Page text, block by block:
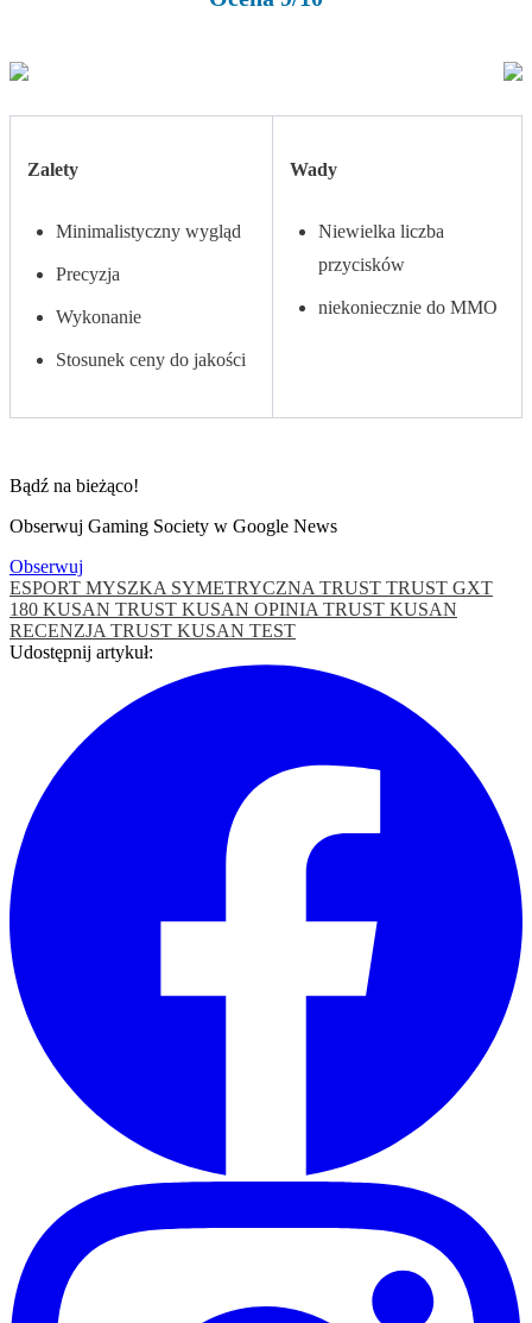
Zalety
Minimalistyczny wygląd
Precyzja
Wykonanie
Stosunek ceny do jakości
Wady
Niewielka liczba
przycisków
niekoniecznie do MMO
Bądź na bieżąco!
Obserwuj Gaming Society w Google News
Obserwuj
ESPORT MYSZKA SYMETRYCZNA TRUST TRUST GXT
180 KUSAN TRUST KUSAN OPINIA TRUST KUSAN
RECENZJA TRUST KUSAN TEST
Udostępnij artykuł: